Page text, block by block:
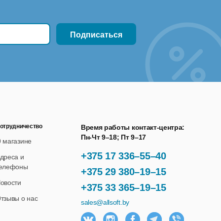
+375 17 336–55–40
+375 29 380–19–15
+375 33 365–19–15
Время работы контакт-центра:
Пн-Чт 9–18; Пт 9–17
sales@allsoft.by
и
о нас